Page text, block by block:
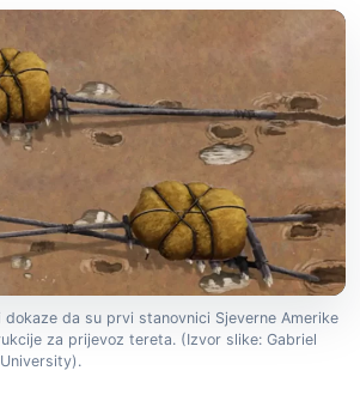
da su prvi stanovnici Sjeverne Amerike
za prijevoz tereta. (Izvor slike: Gabriel